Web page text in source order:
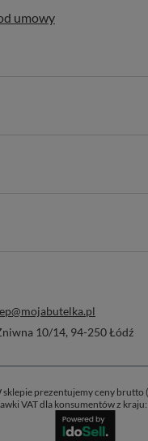
umowy
10/14, 94-250Łódź
sklepie prezentujemy ceny brutto
VAT dla konsumentów z kraju: